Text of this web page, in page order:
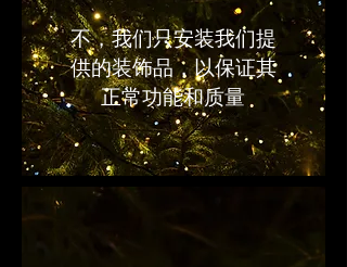
不，我们只安装我们提
供的装饰品，以保证其
正常功能和质量